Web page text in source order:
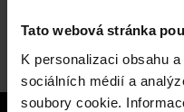
Tato webová stránka
K personalizaci obsahu
sociálních médií a
soubory cookie.
Odborné